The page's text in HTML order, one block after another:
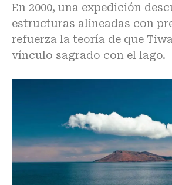
En 2000, una expedición
estructuras alineadas con
refuerza la teoría de que
vínculo sagrado con el lago.